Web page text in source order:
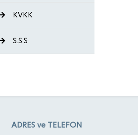
KVKK
S.S.S
ADRES ve TELEFON